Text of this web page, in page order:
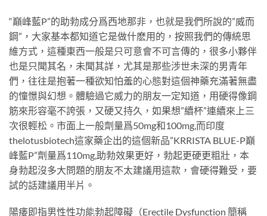
“巔峰藍P”的助勃成分爲西地那非，也就是我們所說的”威而
鋼”，大家基本都知道它是做什麽用的，按照我們的傳統思
維方式，這種東西一般是只可意會不可言傳的，很多小夥伴
也是只聞其名，未聞其詳，尤其是那些涉世未深的男青年
們，往往是抱著一種欲知怕羞的心態對這個神藥充滿著無盡
的憧憬與幻想。體驗過它威力的朋友一定知道，用硬得像鋼
筋來形容毫不誇張，又硬又持久，如果想”續杯”連續來上三
次很輕松。市面上一般劑量爲50mg和100mg,而印度
thelotusbiotech這家藥企出的這個新品”KRRISTA BLUE-P巔
峰藍P”劑量爲110mg,助勃效果更好，勃起更硬更粗壯，本
身勃起沒多大問題的朋友不太建議用這款，會硬得難受，要
試的話建議用半片。
陽痿即指男性性功能勃起障礙（Erectile Dysfunction 簡稱